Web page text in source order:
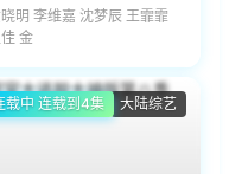
明 李维嘉 沈梦辰 王霏霏
金
大陆综艺
载中 连载到4集